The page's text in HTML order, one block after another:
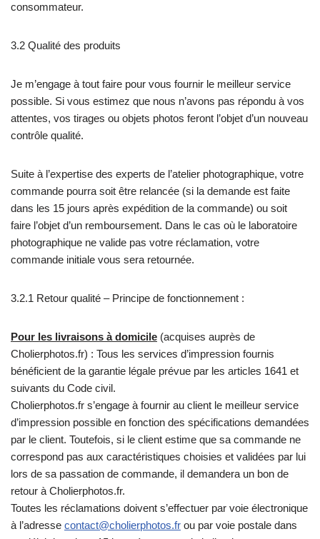
consommateur.
3.2 Qualité des produits
Je m’engage à tout faire pour vous fournir le meilleur service
possible. Si vous estimez que nous n’avons pas répondu à vos
attentes, vos tirages ou objets photos feront l’objet d’un nouveau
contrôle qualité.
Suite à l’expertise des experts de l’atelier photographique, votre
commande pourra soit être relancée (si la demande est faite
dans les 15 jours après expédition de la commande) ou soit
faire l’objet d’un remboursement. Dans le cas où le laboratoire
photographique ne valide pas votre réclamation, votre
commande initiale vous sera retournée.
3.2.1 Retour qualité – Principe de fonctionnement :
Pour les livraisons à domicile (acquises auprès de
Cholierphotos.fr) : Tous les services d’impression fournis
bénéficient de la garantie légale prévue par les articles 1641 et
suivants du Code civil.
Cholierphotos.fr s’engage à fournir au client le meilleur service
d’impression possible en fonction des spécifications demandées
par le client. Toutefois, si le client estime que sa commande ne
correspond pas aux caractéristiques choisies et validées par lui
lors de sa passation de commande, il demandera un bon de
retour à Cholierphotos.fr.
Toutes les réclamations doivent s’effectuer par voie électronique
à l’adresse contact@cholierphotos.fr ou par voie postale dans